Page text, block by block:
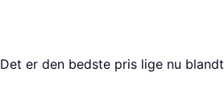
Det er den bedste pris lige nu blandt